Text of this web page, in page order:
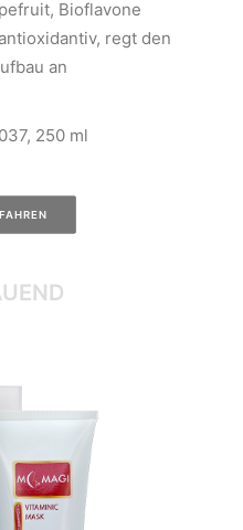
Bioflavone
regt den
an
250 ml